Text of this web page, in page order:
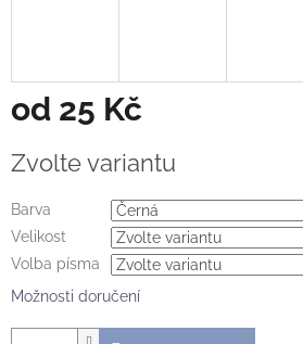
od 25 Kč
cena:
Zvolte variantu
Barva
Velikost
Volba písma
Možnosti doručení